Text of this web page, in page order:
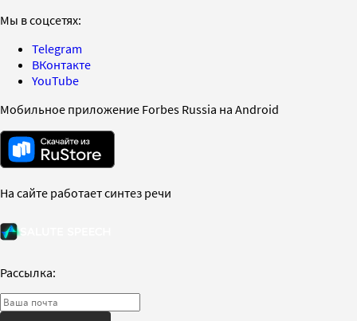
Мы в соцсетях:
Telegram
ВКонтакте
YouTube
Мобильное приложение Forbes Russia на Android
На сайте работает синтез речи
Рассылка: